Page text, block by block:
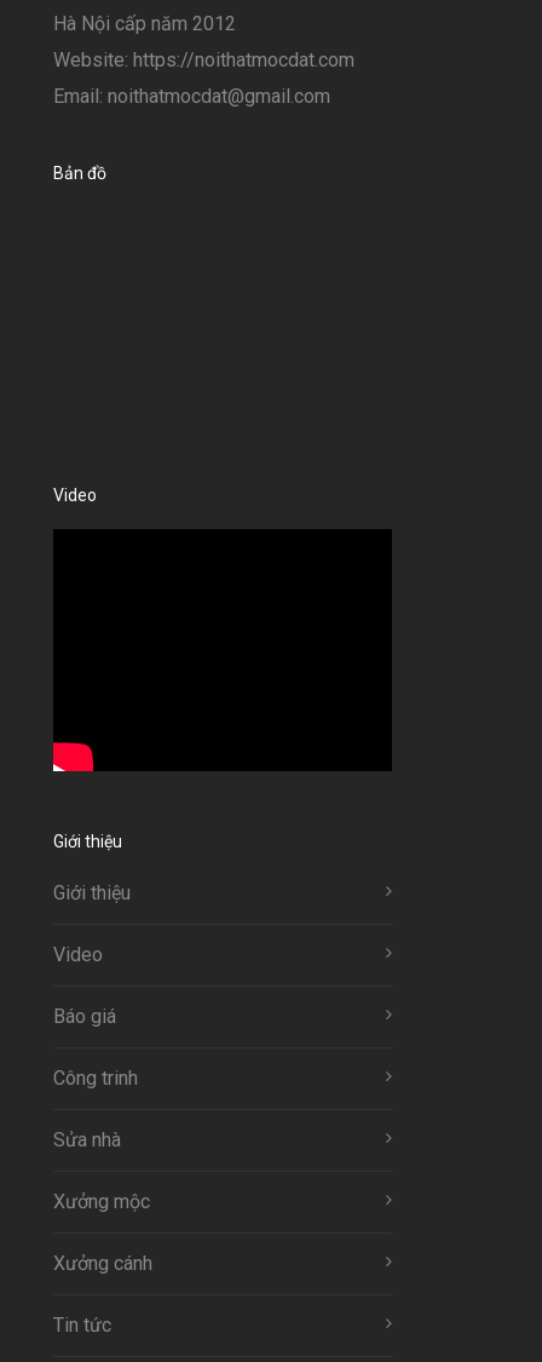
Hà Nội cấp năm 2012
Website: https://noithatmocdat.com
Email: noithatmocdat@gmail.com
Bản đồ
Video
Giới thiệu
Giới thiệu
Video
Báo giá
Công trinh
Sửa nhà
Xưởng mộc
Xưởng cánh
Tin tức